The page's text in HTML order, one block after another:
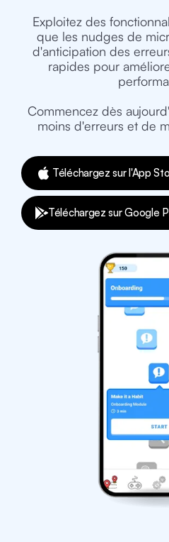
Exploitez des
que les nudges de
d'anticipation des
rapides pour
Commencez dès
moins d'erreurs et de
Téléchargez sur l'App
Téléchargez sur Google